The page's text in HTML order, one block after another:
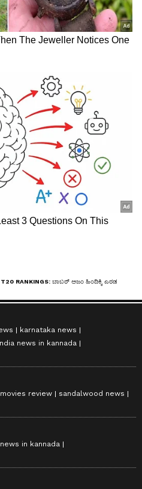
karnataka news
news in kannada
review
sandalwood news
in kannada